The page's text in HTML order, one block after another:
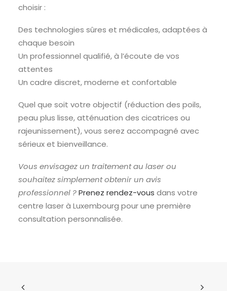
choisir :
Des technologies sûres et médicales, adaptées à
chaque besoin
Un professionnel qualifié, à l’écoute de vos
attentes
Un cadre discret, moderne et confortable
Quel que soit votre objectif (réduction des poils,
peau plus lisse, atténuation des cicatrices ou
rajeunissement), vous serez accompagné avec
sérieux et bienveillance.
Vous envisagez un traitement au laser ou
souhaitez simplement obtenir un avis
professionnel ?Prenez rendez-vous dans votre
centre laser à Luxembourg pour une première
consultation personnalisée.